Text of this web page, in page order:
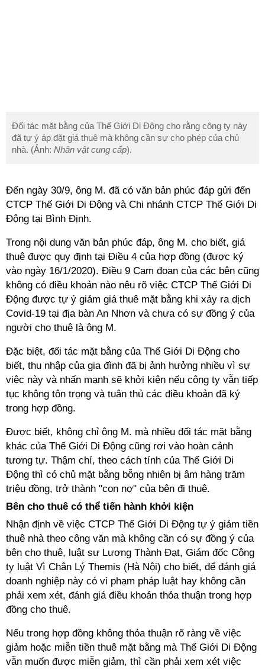
Đối tác mặt bằng của Thế Giới Di Động cho rằng công ty này
đã tự ý áp đặt giá thuê mà không cần sự cho phép của chủ
nhà. (Ảnh: Nhân vật cung cấp).
Đến ngày 30/9, ông M. đã có văn bản phúc đáp gửi đến
CTCP Thế Giới Di Động và Chi nhánh CTCP Thế Giới Di
Động tại Bình Định.
Trong nội dung văn bản phúc đáp, ông M. cho biết, giá
thuê được quy định tại Điều 4 của hợp đồng (được ký
vào ngày 16/1/2020). Điều 9 Cam đoan của các bên cũng
không có điều khoản nào nêu rõ việc CTCP Thế Giới Di
Động được tự ý giảm giá thuê mặt bằng khi xảy ra dịch
Covid-19 tại địa bàn An Nhơn và chưa có sự đồng ý của
người cho thuê là ông M.
Đặc biệt, đối tác mặt bằng của Thế Giới Di Động cho
biết, thu nhập của gia đình đã bị ảnh hưởng nhiều vì sự
việc này và nhấn mạnh sẽ khởi kiện nếu công ty vẫn tiếp
tục không tôn trọng và tuân thủ các điều khoản đã ký
trong hợp đồng.
Được biết, không chỉ ông M. mà nhiều đối tác mặt bằng
khác của Thế Giới Di Động cũng rơi vào hoàn cảnh
tương tự. Thậm chí, theo cách tính của Thế Giới Di
Động thì có chủ mặt bằng bỗng nhiên bị âm hàng trăm
triệu đồng, trở thành "con nợ" của bên đi thuê.
Bên cho thuê có thể tiến hành khởi kiện
Nhận định về việc CTCP Thế Giới Di Động tự ý giảm tiền
thuê nhà theo công văn mà không cần có sự đồng ý của
bên cho thuê, luật sư Lương Thành Đạt, Giám đốc Công
ty luật Vì Chân Lý Themis (Hà Nội) cho biết, để đánh giá
doanh nghiệp này có vi phạm pháp luật hay không cần
phải xem xét, đánh giá điều khoản thỏa thuận trong hợp
đồng cho thuê.
Nếu trong hợp đồng không thỏa thuận rõ ràng về việc
giảm hoặc miễn tiền thuê mặt bằng mà Thế Giới Di Động
vẫn muốn được miễn giảm, thì cần phải xem xét việc